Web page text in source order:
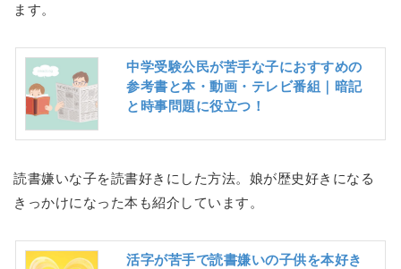
ます。
中学受験公民が苦手な子におすすめの
参考書と本・動画・テレビ番組｜暗記
と時事問題に役立つ！
読書嫌いな子を読書好きにした方法。娘が歴史好きになる
きっかけになった本も紹介しています。
活字が苦手で読書嫌いの子供を本好き